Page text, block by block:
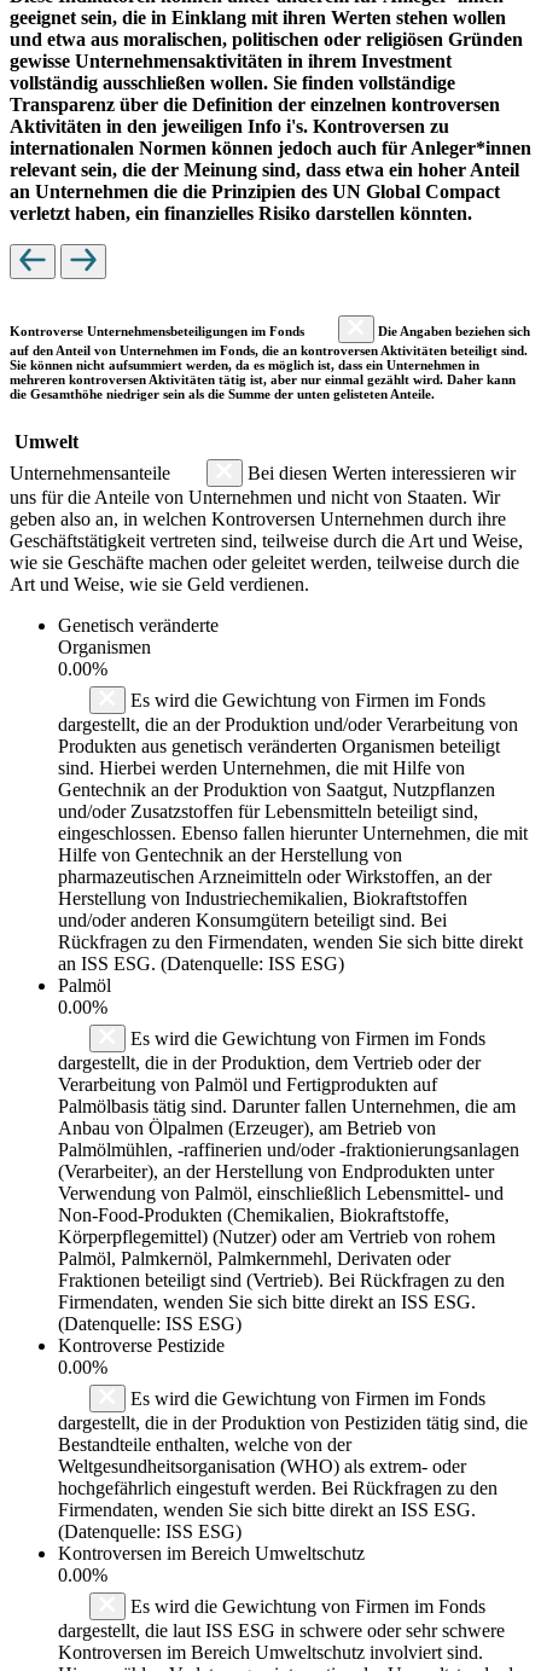
geeignet sein, die in Einklang mit ihren Werten stehen wollen
und etwa aus moralischen, politischen oder religiösen Gründen
gewisse Unternehmensaktivitäten in ihrem Investment
vollständig ausschließen wollen. Sie finden vollständige
Transparenz über die Definition der einzelnen kontroversen
Aktivitäten in den jeweiligen Info i's. Kontroversen zu
internationalen Normen können jedoch auch für Anleger*innen
relevant sein, die der Meinung sind, dass etwa ein hoher Anteil
an Unternehmen die die Prinzipien des UN Global Compact
verletzt haben, ein finanzielles Risiko darstellen könnten.
Kontroverse Unternehmensbeteiligungen im Fonds
Die Angaben beziehen sich
auf den Anteil von Unternehmen im Fonds, die an kontroversen Aktivitäten beteiligt sind.
Sie können nicht aufsummiert werden, da es möglich ist, dass ein Unternehmen in
mehreren kontroversen Aktivitäten tätig ist, aber nur einmal gezählt wird. Daher kann
die Gesamthöhe niedriger sein als die Summe der unten gelisteten Anteile.
Umwelt
Unternehmensanteile
Bei diesen Werten interessieren wir
uns für die Anteile von Unternehmen und nicht von Staaten. Wir
geben also an, in welchen Kontroversen Unternehmen durch ihre
Geschäftstätigkeit vertreten sind, teilweise durch die Art und Weise,
wie sie Geschäfte machen oder geleitet werden, teilweise durch die
Art und Weise, wie sie Geld verdienen.
Genetisch veränderte
Organismen
0.00%
Es wird die Gewichtung von Firmen im Fonds
dargestellt, die an der Produktion und/oder Verarbeitung von
Produkten aus genetisch veränderten Organismen beteiligt
sind. Hierbei werden Unternehmen, die mit Hilfe von
Gentechnik an der Produktion von Saatgut, Nutzpflanzen
und/oder Zusatzstoffen für Lebensmitteln beteiligt sind,
eingeschlossen. Ebenso fallen hierunter Unternehmen, die mit
Hilfe von Gentechnik an der Herstellung von
pharmazeutischen Arzneimitteln oder Wirkstoffen, an der
Herstellung von Industriechemikalien, Biokraftstoffen
und/oder anderen Konsumgütern beteiligt sind. Bei
Rückfragen zu den Firmendaten, wenden Sie sich bitte direkt
an ISS ESG. (Datenquelle: ISS ESG)
Palmöl
0.00%
Es wird die Gewichtung von Firmen im Fonds
dargestellt, die in der Produktion, dem Vertrieb oder der
Verarbeitung von Palmöl und Fertigprodukten auf
Palmölbasis tätig sind. Darunter fallen Unternehmen, die am
Anbau von Ölpalmen (Erzeuger), am Betrieb von
Palmölmühlen, -raffinerien und/oder -fraktionierungsanlagen
(Verarbeiter), an der Herstellung von Endprodukten unter
Verwendung von Palmöl, einschließlich Lebensmittel- und
Non-Food-Produkten (Chemikalien, Biokraftstoffe,
Körperpflegemittel) (Nutzer) oder am Vertrieb von rohem
Palmöl, Palmkernöl, Palmkernmehl, Derivaten oder
Fraktionen beteiligt sind (Vertrieb). Bei Rückfragen zu den
Firmendaten, wenden Sie sich bitte direkt an ISS ESG.
(Datenquelle: ISS ESG)
Kontroverse Pestizide
0.00%
Es wird die Gewichtung von Firmen im Fonds
dargestellt, die in der Produktion von Pestiziden tätig sind, die
Bestandteile enthalten, welche von der
Weltgesundheitsorganisation (WHO) als extrem- oder
hochgefährlich eingestuft werden. Bei Rückfragen zu den
Firmendaten, wenden Sie sich bitte direkt an ISS ESG.
(Datenquelle: ISS ESG)
Kontroversen im Bereich Umweltschutz
0.00%
Es wird die Gewichtung von Firmen im Fonds
dargestellt, die laut ISS ESG in schwere oder sehr schwere
Kontroversen im Bereich Umweltschutz involviert sind.